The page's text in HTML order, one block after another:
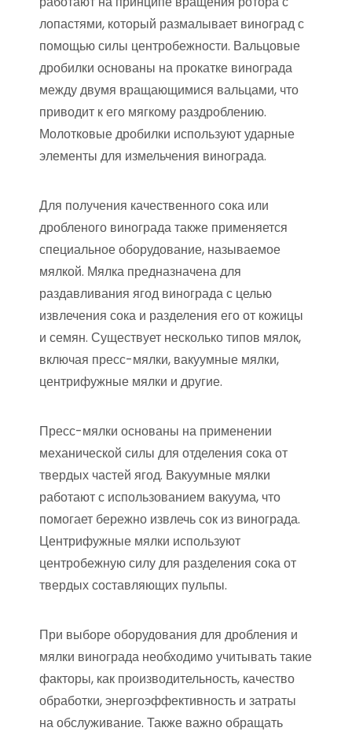
лопастями, который размалывает виноград с
помощью силы центробежности. Вальцовые
дробилки основаны на прокатке винограда
между двумя вращающимися вальцами, что
приводит к его мягкому раздроблению.
Молотковые дробилки используют ударные
элементы для измельчения винограда.
Для получения качественного сока или
дробленого винограда также применяется
специальное оборудование, называемое
мялкой. Мялка предназначена для
раздавливания ягод винограда с целью
извлечения сока и разделения его от кожицы
и семян. Существует несколько типов мялок,
включая пресс-мялки, вакуумные мялки,
центрифужные мялки и другие.
Пресс-мялки основаны на применении
механической силы для отделения сока от
твердых частей ягод. Вакуумные мялки
работают с использованием вакуума, что
помогает бережно извлечь сок из винограда.
Центрифужные мялки используют
центробежную силу для разделения сока от
твердых составляющих пульпы.
При выборе оборудования для дробления и
мялки винограда необходимо учитывать такие
факторы, как производительность, качество
обработки, энергоэффективность и затраты
на обслуживание. Также важно обращать